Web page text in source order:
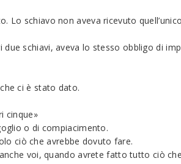
Lo schiavo non aveva ricevuto quell’unico
schiavi, aveva lo stesso obbligo di
ci è stato dato.
cinque»
o di compiacimento.
ciò che avrebbe dovuto fare.
voi, quando avrete fatto tutto ciò